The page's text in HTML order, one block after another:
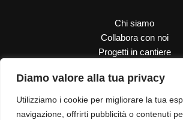
Diamo valore alla tua privacy
Utilizziamo i cookie per migliorare la tua
navigazione, offrirti pubblicità o contenuti
Chi siamo
Collabora con noi
Progetti in cantiere
Le nostre donazioni
Contatti